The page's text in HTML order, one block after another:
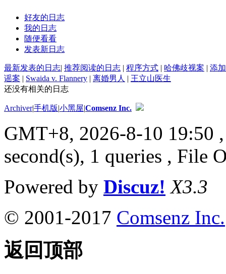
好友的日志
我的日志
随便看看
发表新日志
最新发表的日志| 推荐阅读的日志 | 程序方式 | 哈佛歧视案 | 添
谣案 | Swaida v. Flannery | 离婚男人 | 王立山医生
还没有相关的日志
Archiver|手机版|小黑屋|Comsenz Inc.
GMT+8, 2026-8-10 19:50
second(s), 1 queries , File
Powered by Discuz! X3.3
© 2001-2017 Comsenz Inc.
返回顶部